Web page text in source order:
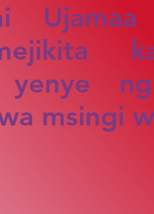
msingi